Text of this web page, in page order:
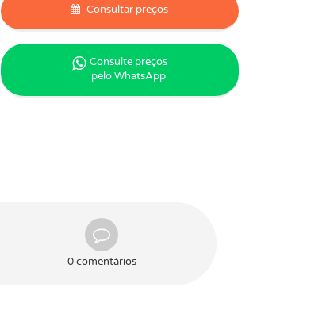
Consultar preços
Consulte preços
pelo WhatsApp
0 comentários